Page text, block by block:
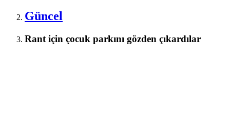
Güncel
Rant için çocuk parkını gözden çıkardılar